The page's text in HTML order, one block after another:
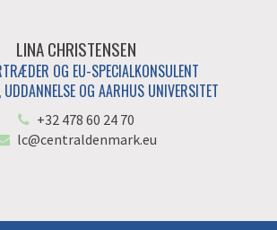
LINA CHRISTENSEN
OG EU-SPECIALKONSULENT
OG AARHUS UNIVERSITET
+32 478 60 24 70
lc@centraldenmark.eu